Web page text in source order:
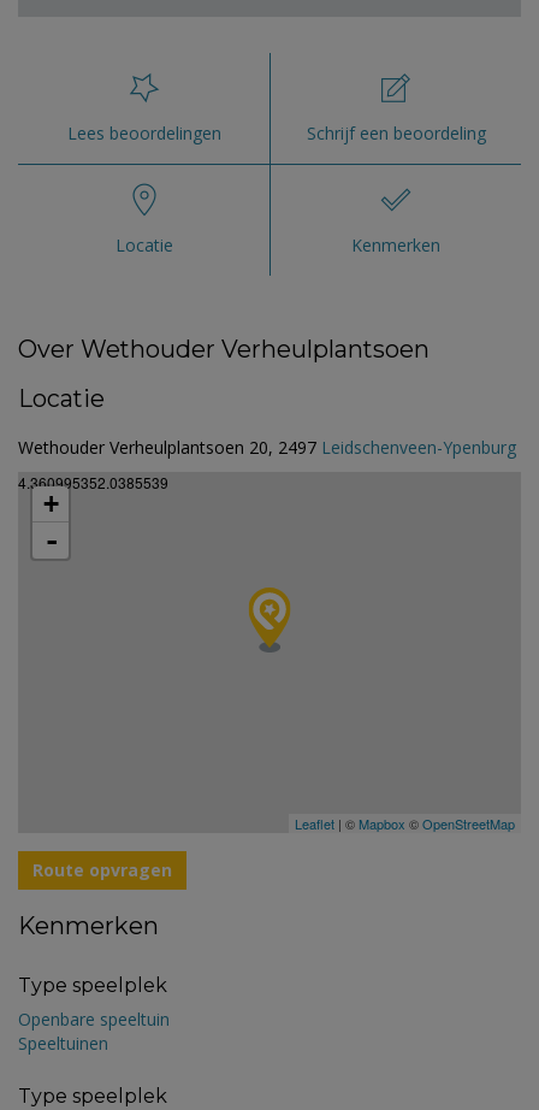
Lees beoordelingen Schrijf een beoordeling
Locatie Kenmerken
Over Wethouder Verheulplantsoen
Locatie
Wethouder Verheulplantsoen 20, 2497 Leidschenveen-Ypenburg
4.360995352.0385539
+
-
Leaflet | © Mapbox ©OpenStreetMap
Route opvragen
Kenmerken
Type speelplek
Openbare speeltuin
Speeltuinen
Type speelplek